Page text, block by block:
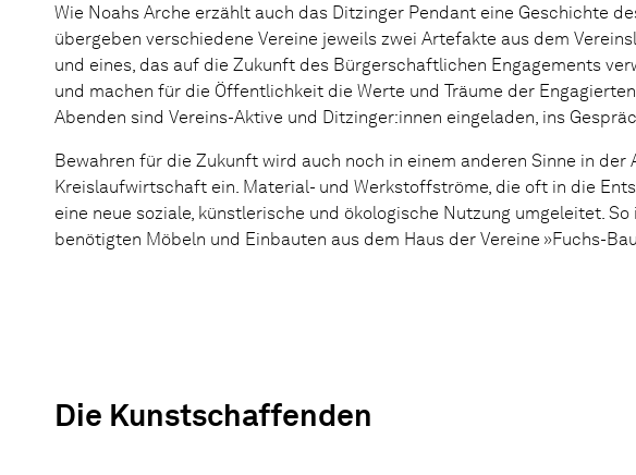
Wie Noahs Arche erzählt auch das Ditzinger Pendant eine Geschichte
übergeben verschiedene Vereine jeweils zwei Artefakte aus dem
und eines, das auf die Zukunft des Bürgerschaftlichen Engagements
und machen für die Öffentlichkeit die Werte und Träume der
Abenden sind Vereins-Aktive und Ditzinger:innen eingeladen, ins
Bewahren für die Zukunft wird auch noch in einem anderen Sinne in
Kreislaufwirtschaft ein. Material- und Werkstoffströme, die oft in die
eine neue soziale, künstlerische und ökologische Nutzung umgeleitet.
benötigten Möbeln und Einbauten aus dem Haus der Vereine »Fuchs-
Die Kunstschaffenden